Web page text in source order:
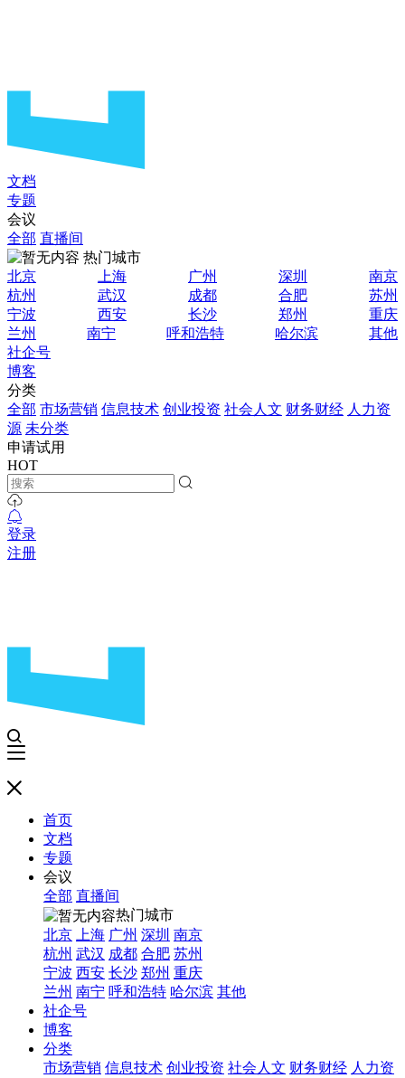
文档
专题
会议
全部 直播间
热门城市
北京
上海 广州 深圳
南京
杭州
武汉 成都 合肥
苏州
宁波
西安 长沙 郑州
重庆
兰州
南宁 呼和浩特 哈尔滨
其他
社企号
博客
分类
全部 市场营销 信息技术 创业投资 社会人文 财务财经 人力资
源 未分类
申请试用
HOT
登录
注册
首页
文档
专题
会议
全部 直播间
热门城市
北京
上海 广州 深圳 南京
杭州 武汉 成都 合肥 苏州
宁波 西安 长沙 郑州 重庆
兰州 南宁 呼和浩特 哈尔滨 其他
社企号
博客
分类
市场营销 信息技术 创业投资 社会人文 财务财经 人力资